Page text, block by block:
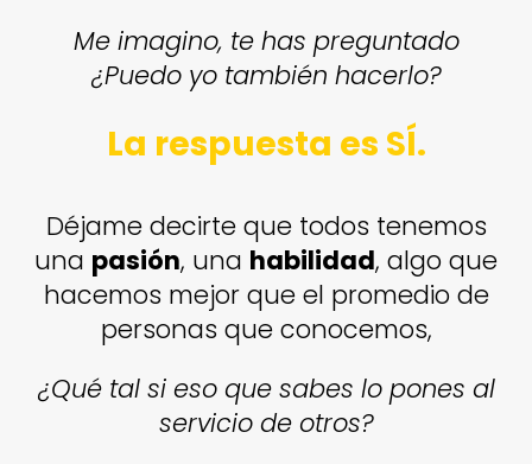
Me imagino, te has preguntado
¿Puedo yo también hacerlo?
La respuesta es SÍ.
Déjame decirte que todos tenemos
una pasión, una habilidad, algo que
hacemos mejor que el promedio de
personas que conocemos,
¿Qué tal si eso que sabes lo pones al
servicio de otros?